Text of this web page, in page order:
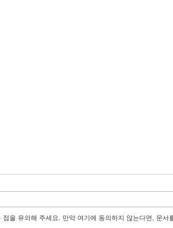
을 유의해 주세요. 만약 여기에 동의하지 않는다면, 문서